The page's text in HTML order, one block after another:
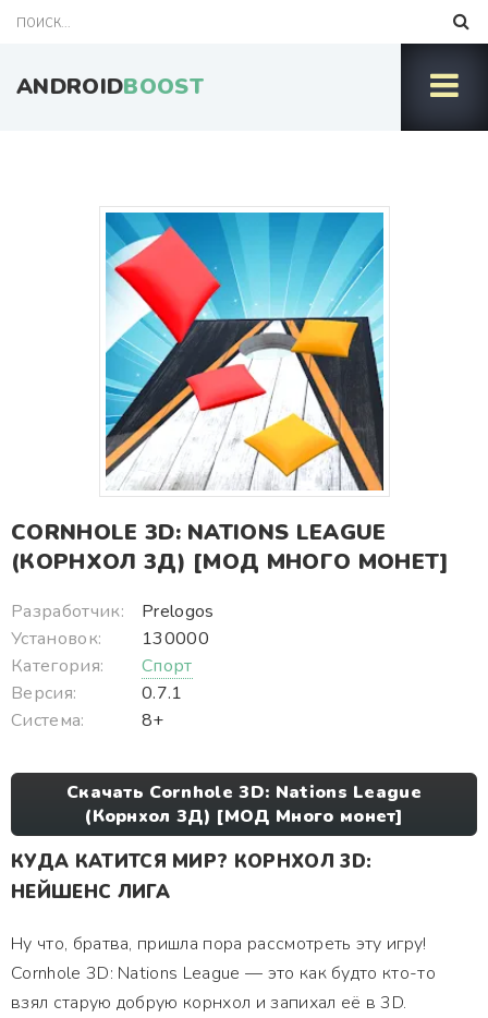
ANDROIDBOOST
CORNHOLE 3D: NATIONS LEAGUE
(КОРНХОЛ 3Д) [МОД МНОГО МОНЕТ]
Разработчик:
Prelogos
Установок:
130000
Категория:
Спорт
Версия:
0.7.1
Система:
8+
Скачать Cornhole 3D: Nations League
(Корнхол 3Д) [МОД Много монет]
КУДА КАТИТСЯ МИР? КОРНХОЛ 3D:
НЕЙШЕНС ЛИГА
Ну что, братва, пришла пора рассмотреть эту игру!
Cornhole 3D: Nations League — это как будто кто-то
взял старую добрую корнхол и запихал её в 3D.